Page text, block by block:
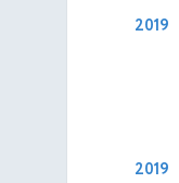
2019
2019